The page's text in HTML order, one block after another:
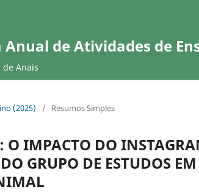
de Atividades de
de Anais
(2025) / Resumos Simples
O IMPACTO DO
GRUPO DE ESTUDOS